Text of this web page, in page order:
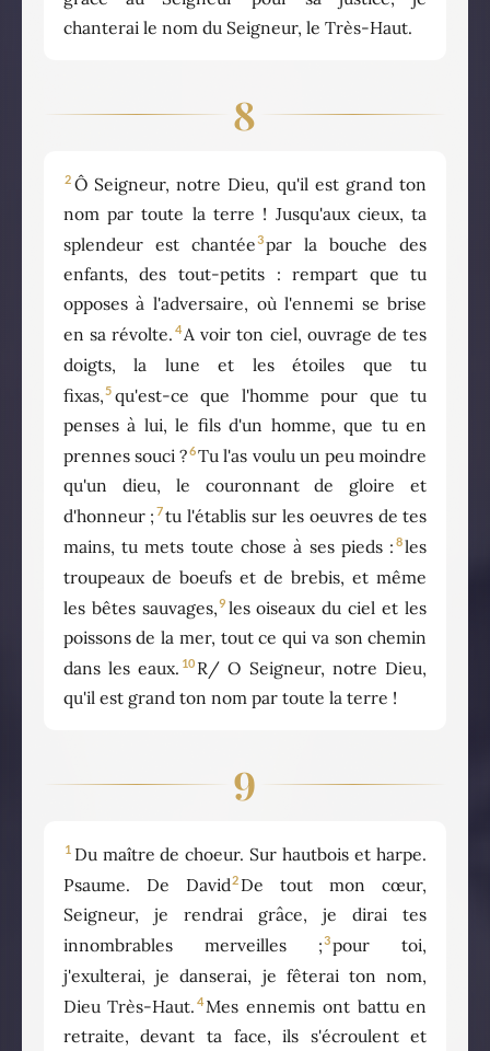
chanterai le nom du Seigneur, le Très-Haut.
8
2 Ô Seigneur, notre Dieu, qu'il est grand ton
nom par toute la terre ! Jusqu'aux cieux, ta
splendeur est chantée3par la bouche des
enfants, des tout-petits : rempart que tu
opposes à l'adversaire, où l'ennemi se brise
en sa révolte. 4A voir ton ciel, ouvrage de tes
doigts, la lune et les étoiles que tu
fixas,5 qu'est-ce que l'homme pour que tu
penses à lui, le fils d'un homme, que tu en
prennes souci ?6Tu l'as voulu un peu moindre
qu'un dieu, le couronnant de gloire et
d'honneur ; 7tu l'établis sur les oeuvres de tes
mains, tu mets toute chose à ses pieds : 8les
troupeaux de boeufs et de brebis, et même
les bêtes sauvages,9 les oiseaux du ciel et les
poissons de la mer, tout ce qui va son chemin
dans les eaux. 10 R/ O Seigneur, notre Dieu,
qu'il est grand ton nom par toute la terre !
9
1 Du maître de choeur. Sur hautbois et harpe.
Psaume. De David2 De tout mon cœur,
Seigneur, je rendrai grâce, je dirai tes
innombrables merveilles ;3pour toi,
j'exulterai, je danserai, je fêterai ton nom,
Dieu Très-Haut. 4 Mes ennemis ont battu en
retraite, devant ta face, ils s'écroulent et